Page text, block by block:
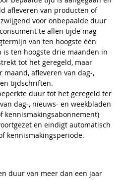
afleveren van producten of
voor onbepaalde duur
te allen tijde mag
van ten hoogste één
is ten hoogste drie maanden in
tot het geregeld, maar
afleveren van dag-,
tijdschriften.
duur tot het geregeld ter
dag-, nieuws- en weekbladen
kennismakingsabonnement)
en eindigt automatisch
kennismakingsperiode.
duur van meer dan een jaar